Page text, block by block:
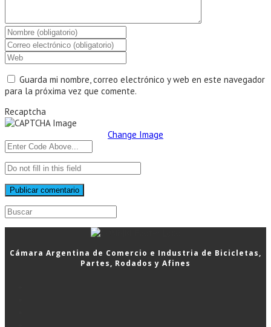
Introduce
tu
nombre
o
nombre
de
usuario
para
comentar
Introduce
tu
dirección
de
correo
para
comentar
Introduce
la
URL
de
web
(opcional)
Guarda mi nombre, correo electrónico y web en este navegador
para la próxima vez que comente.
Recaptcha
Change Image
Buscar:
Cámara Argentina de Comercio e Industria de Bicicletas,
Partes, Rodados y Afines